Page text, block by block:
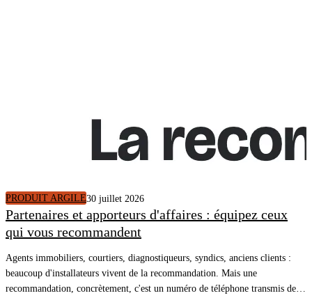
PRODUIT ARGILE30 juillet 2026
Partenaires et apporteurs d'affaires : équipez ceux
qui vous recommandent
Agents immobiliers, courtiers, diagnostiqueurs, syndics, anciens clients :
beaucoup d'installateurs vivent de la recommandation. Mais une
recommandation, concrètement, c'est un numéro de téléphone transmis de